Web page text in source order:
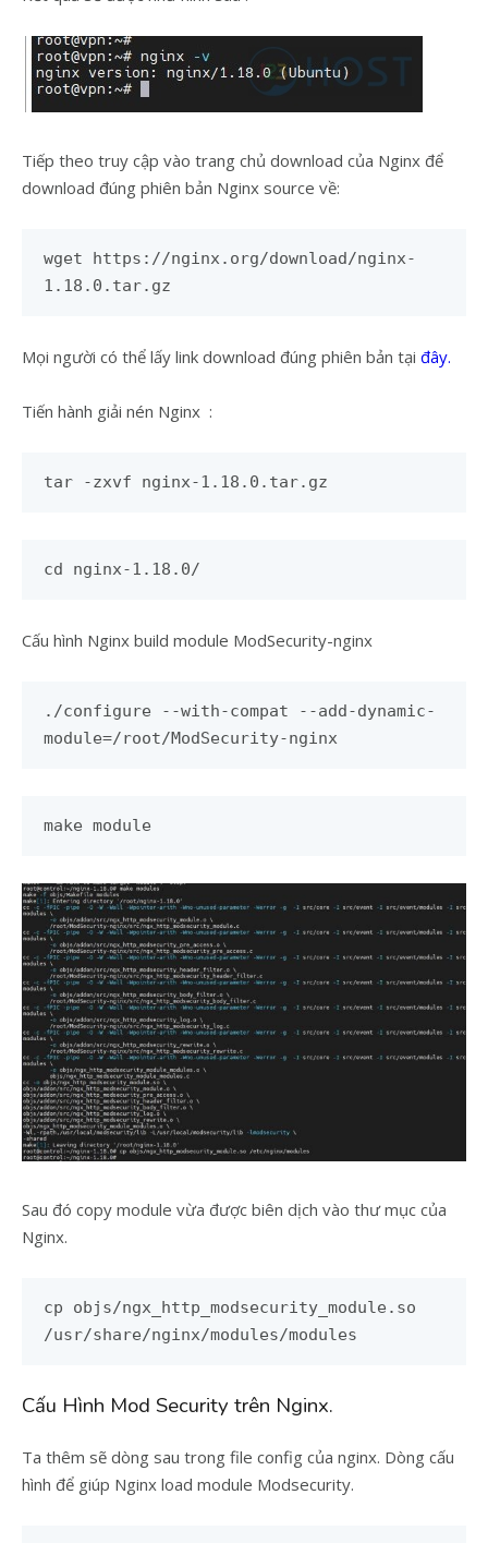
Tiếp theo truy cập vào trang chủ download của Nginx để
download đúng phiên bản Nginx source về:
wget https://nginx.org/download/nginx-
1.18.0.tar.gz
Mọi người có thể lấy link download đúng phiên bản tại đây.
Tiến hành giải nén Nginx :
tar -zxvf nginx-1.18.0.tar.gz
cd nginx-1.18.0/
Cấu hình Nginx build module ModSecurity-nginx
./configure --with-compat --add-dynamic-
module=/root/ModSecurity-nginx
make module
Sau đó copy module vừa được biên dịch vào thư mục của
Nginx.
cp objs/ngx_http_modsecurity_module.so
/usr/share/nginx/modules/modules
Cấu Hình Mod Security trên Nginx.
Ta thêm sẽ dòng sau trong file config của nginx. Dòng cấu
hình để giúp Nginx load module Modsecurity.